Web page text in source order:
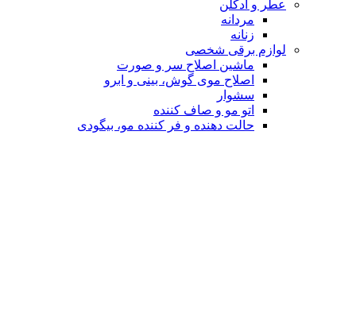
عطر و ادکلن
مردانه
زنانه
لوازم برقی شخصی
ماشین اصلاح سر و صورت
اصلاح موی گوش، بینی و ابرو
سشوار
اتو مو و صاف کننده
حالت دهنده و فر کننده مو، بیگودی